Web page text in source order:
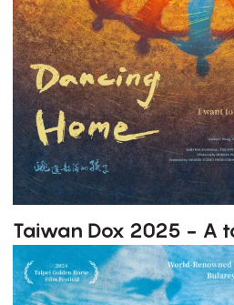
Taiwan Dox 2025 - A